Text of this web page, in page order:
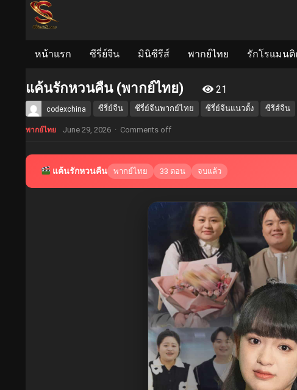
หน้าแรก ซีรี่ย์จีน มินิซีรีส์ พากย์ไทย รักโรแมนติ
แค้นรักหวนคืน (พากย์ไทย) 21
codexchina ซีรี่ย์จีน ซีรี่ย์จีนพากย์ไทย ซีรี่ย์จีนแนวตั้ง ซีรีส์จีน
พากย์ไทย June 29, 2026 · Comments off
แค้นรักหวนคืน พากย์ไทย 33 ตอน จบแล้ว